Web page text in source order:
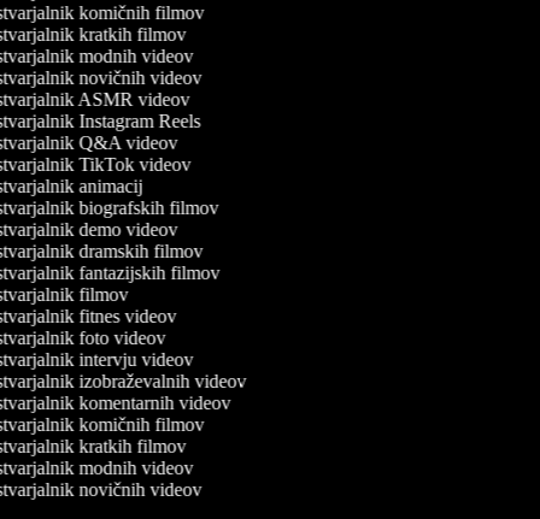
komičnih filmov
kratkih filmov
modnih videov
novičnih videov
ASMR videov
Instagram Reels
Q&A videov
TikTok videov
animacij
biografskih filmov
demo videov
dramskih filmov
fantazijskih filmov
filmov
fitnes videov
foto videov
intervju videov
izobraževalnih videov
komentarnih videov
komičnih filmov
kratkih filmov
modnih videov
novičnih videov